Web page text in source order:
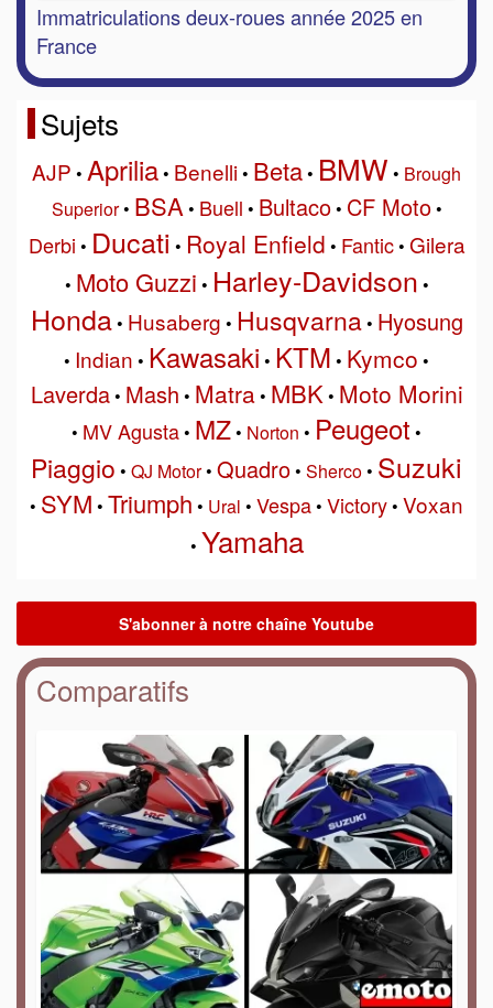
Immatriculations deux-roues année 2025 en
France
Sujets
AJP • Aprilia• Benelli• Beta• BMW • Brough
Superior• BSA• Buell • Bultaco• CF Moto•
Derbi • Ducati • Royal Enfield • Fantic• Gilera
• Moto Guzzi • Harley-Davidson •
Honda• Husaberg • Husqvarna• Hyosung
• Indian • Kawasaki • KTM • Kymco •
Laverda• Mash • Matra• MBK• Moto Morini
• MV Agusta• MZ• Norton • Peugeot •
Piaggio • QJ Motor• Quadro• Sherco• Suzuki
• SYM • Triumph • Ural • Vespa• Victory• Voxan
• Yamaha
Comparatifs